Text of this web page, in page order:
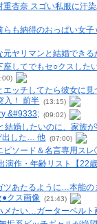
重杏奈 スゴい私服に汗
らも納得のおっぱい女
元ヤリマンと結婚できる
座してでもセ○クスした
エッチしてたら彼女に
入！ 前半 (13:15)
&#9333; (09:02)
結婚したいのに、家族
出した… 他 (07:00)
ピソード＆名言専用ス
演作・年齢リスト【22
ツあたるように…本能の
●クス画像 (21:43)
メたい…ガーターベルト